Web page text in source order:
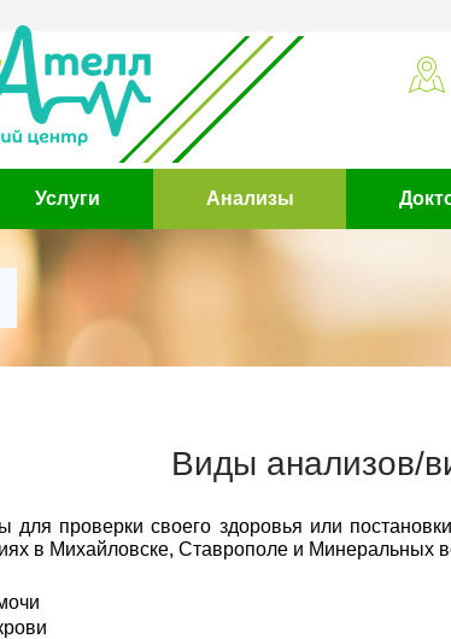
Услуги Анализы
Виды анализов/
для проверки своего здоровья или
в Михайловске, Ставрополе и Минеральных